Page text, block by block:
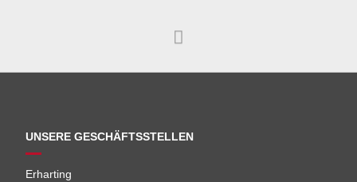
UNSERE GESCHÄFTSSTELLEN
Erharting